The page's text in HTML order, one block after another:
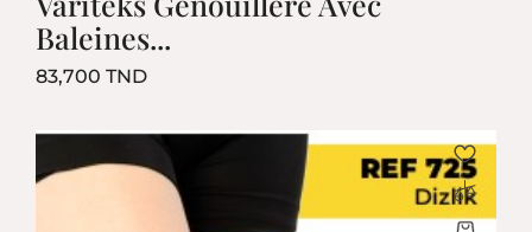
Baleines...
83,700 TNDPrix